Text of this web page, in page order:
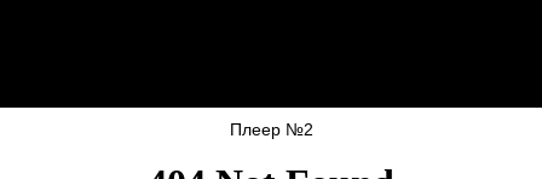
Плеер №2